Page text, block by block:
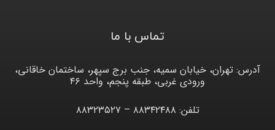
تماس با ما
آدرس: تهران، خیابان سمیه، جنب برج سپهر، ساختمان خاقانی،
ورودی غربی، طبقه پنجم، واحد ۴۶
تلفن: ۸۸۳۴۲۴۸۸ – ۸۸۳۲۳۵۲۷